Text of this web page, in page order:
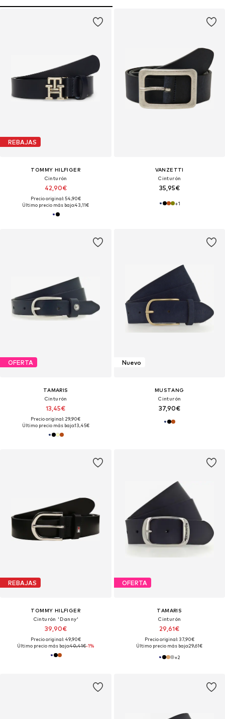
REBAJAS
TOMMY HILFIGER
Cinturón
42,90€
Precio original: 54,90€
Último precio más bajo:43,11€
VANZETTI
Cinturón
35,95€
+1
OFERTA
TAMARIS
Cinturón
13,45€
Precio original: 29,90€
Último precio más bajo:13,45€
Nuevo
MUSTANG
Cinturón
37,90€
REBAJAS
TOMMY HILFIGER
Cinturón 'Danny'
39,90€
Precio original: 49,90€
Último precio más bajo:40,41€-1%
OFERTA
TAMARIS
Cinturón
29,61€
Precio original: 37,90€
Último precio más bajo:29,61€
+2